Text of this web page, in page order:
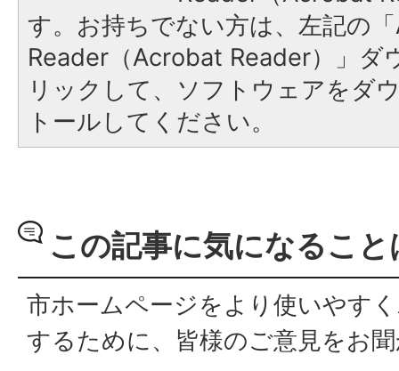
す。お持ちでない方は、左記の
Reader（Acrobat Reader）」ダ
リックして、ソフトウェアをダ
トールしてください。
この記事に気になるこ
市ホームページをより使いやす
するために、皆様のご意見をお